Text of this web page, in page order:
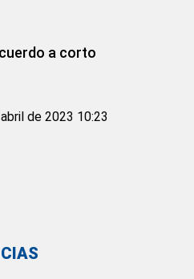
a corto
de 2023 10:23